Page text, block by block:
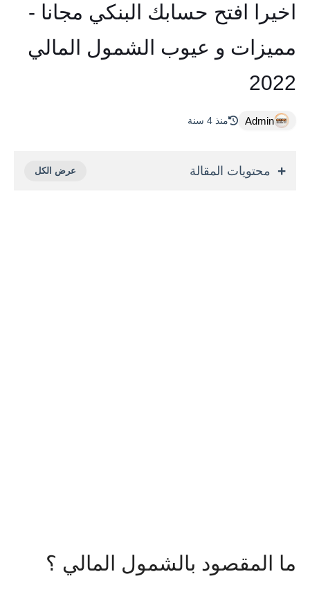
اخيرا افتح حسابك البنكي مجانا -
مميزات و عيوب الشمول المالي
2022
Admin منذ 4 سنة
محتويات المقالة
ما المقصود بالشمول المالي ؟